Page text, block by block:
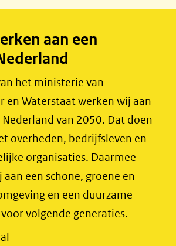
e
I
n
(opent
nieuw
naar
een
andere
website)
aan een
het ministerie van
en Waterstaat werken wij aan
van 2050. Dat doen
overheden, bedrijfsleven en
organisaties. Daarmee
aan een schone, groene en
en een duurzame
volgende generaties.